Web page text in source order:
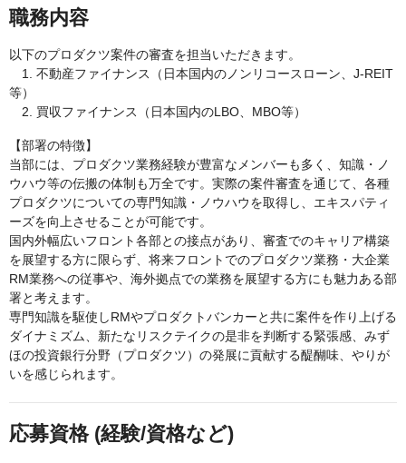
職務内容
以下のプロダクツ案件の審査を担当いただきます。
1. 不動産ファイナンス（日本国内のノンリコースローン、J-REIT
等）
2. 買収ファイナンス（日本国内のLBO、MBO等）
【部署の特徴】
当部には、プロダクツ業務経験が豊富なメンバーも多く、知識・ノ
ウハウ等の伝搬の体制も万全です。実際の案件審査を通じて、各種
プロダクツについての専門知識・ノウハウを取得し、エキスパティ
ーズを向上させることが可能です。
国内外幅広いフロント各部との接点があり、審査でのキャリア構築
を展望する方に限らず、将来フロントでのプロダクツ業務・大企業
RM業務への従事や、海外拠点での業務を展望する方にも魅力ある部
署と考えます。
専門知識を駆使しRMやプロダクトバンカーと共に案件を作り上げる
ダイナミズム、新たなリスクテイクの是非を判断する緊張感、みず
ほの投資銀行分野（プロダクツ）の発展に貢献する醍醐味、やりが
いを感じられます。
応募資格 (経験/資格など)